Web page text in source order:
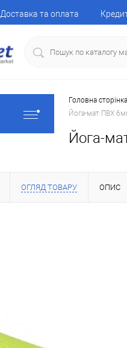
Доставка та оплата
Головна сторінка
Йога-мат ПВХ
Йога-
ОГЛЯД ТОВАРУ ОПИС